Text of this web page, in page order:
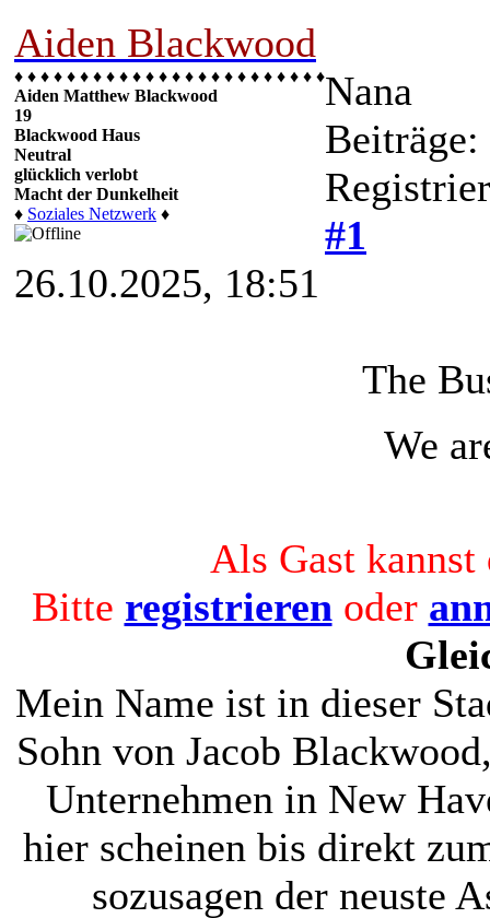
⟩⟩22.11.2025
: Das
MOD hat seinen
ersten Geburtstag!
⟩⟩09.12.2024:
Es
wurden zwei neue
spielbare Gruppen
erstellt, die
03.12.2024:
August, September
sind nun spielbar.
Die Erstsemester
finden sich auf dem
Campus ein!
Aiden Blackwood
♦ ♦ ♦ ♦ ♦ ♦ ♦ ♦ ♦ ♦ ♦ ♦ ♦ ♦ ♦ ♦ ♦ ♦ ♦ ♦ ♦ ♦ ♦ ♦
Aiden Matthew Blackwood
19
Blackwood Haus
Neutral
glücklich verlobt
Macht der Dunkelheit
♦ Soziales Netzwerk ♦
Nana
Beiträge:
#1
26.10.2025, 18:51
The
We
Als Gast
Bitte registrierenoder
Mein Name ist in dieser
Sohn von Jacob
Unternehmen in New
hier scheinen bis direkt
sozusagen der neuste